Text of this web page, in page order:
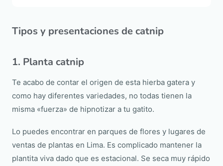
Tipos y presentaciones de catnip
1. Planta catnip
Te acabo de contar el origen de esta hierba gatera y
como hay diferentes variedades, no todas tienen la
misma «fuerza» de hipnotizar a tu gatito.
Lo puedes encontrar en parques de flores y lugares de
ventas de plantas en Lima. Es complicado mantener la
plantita viva dado que es estacional. Se seca muy rápido